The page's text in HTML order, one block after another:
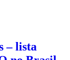
– lista